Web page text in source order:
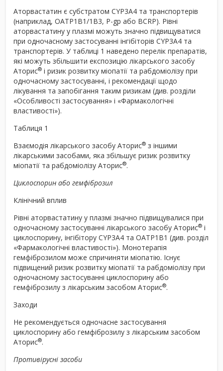
Аторвастатин є субстратом CYP3A4 та транспортерів
(наприклад, OATP1B1/1B3, P-gp або BCRP). Рівні
аторвастатину у плазмі можуть значно підвищуватися
при одночасному застосуванні інгібіторів CYP3A4 та
транспортерів. У таблиці 1 наведено перелік препаратів,
які можуть збільшити експозицію лікарського засобу
Аторис® і ризик розвитку міопатії та рабдоміолізу при
одночасному застосуванні, і рекомендації щодо
лікування та запобігання таким ризикам (див. розділи
«Особливості застосування» і «Фармакологічні
властивості»).
Таблиця 1
Взаємодія лікарського засобу Аторис® з іншими
лікарськими засобами, яка збільшує ризик розвитку
міопатії та рабдоміолізу Аторис®.
Циклоспорин або гемфіброзил
Клінічний вплив
Рівні аторвастатину у плазмі значно підвищувалися при
одночасному застосуванні лікарського засобу Аторис® і
циклоспорину, інгібітору CYP3A4 та OATP1B1 (див. розділ
«Фармакологічні властивості»). Монотерапія
гемфіброзилом може спричиняти міопатію. Існує
підвищений ризик розвитку міопатії та рабдоміолізу при
одночасному застосуванні циклоспорину або
гемфіброзилу з лікарським засобом Аторис®.
Заходи
Не рекомендується одночасне застосування
циклоспорину або гемфіброзилу з лікарським засобом
Аторис®.
Противірусні засоби